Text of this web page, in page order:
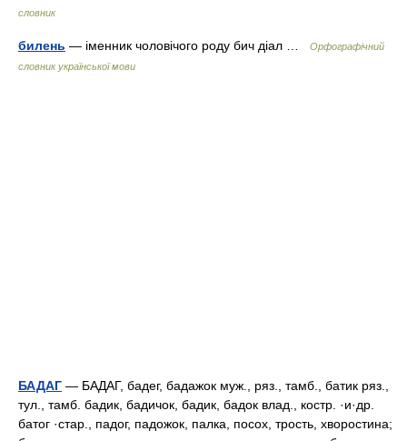
словник
билень — іменник чоловічого роду бич діал …
Орфографічний
словник української мови
БАДАГ — БАДАГ, бадег, бадажок муж., ряз., тамб., батик ряз.,
тул., тамб. бадик, бадичок, бадик, бадок влад., костр. ·и·др.
батог ·стар., падог, падожок, палка, посох, трость, хворостина;